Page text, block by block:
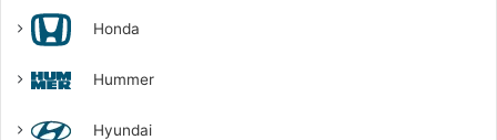
Honda
Hummer
Hyundai